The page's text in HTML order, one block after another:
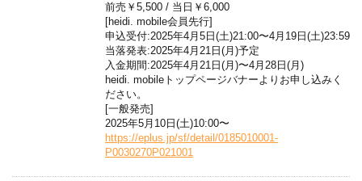
前売￥5,500 / 当日￥6,000
[heidi. mobile会員先行]
申込受付:2025年4月5日(土)21:00〜4月19日(土)23:59
当落発表:2025年4月21日(月)予定
入金期間:2025年4月21日(月)〜4月28日(月)
heidi. mobileトップページバナーよりお申し込みく
ださい。
[一般発売]
2025年5月10日(土)10:00〜
https://eplus.jp/sf/detail/0185010001-
P0030270P021001